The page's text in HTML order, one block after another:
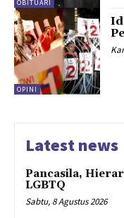
OBITUARI
OPINI
Latest news
Pancasila,
LGBTQ
Sabtu, 8 Agustus 2026